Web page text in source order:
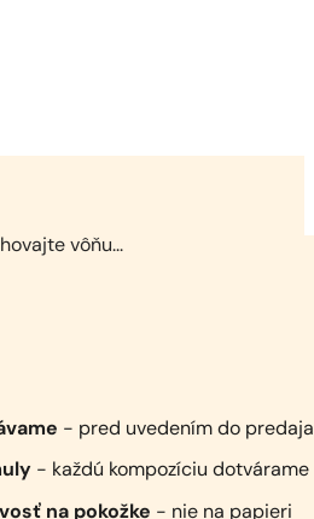
vôňu...
- pred uvedením do predaja
- každú kompozíciu dotvárame
na pokožke - nie na papieri